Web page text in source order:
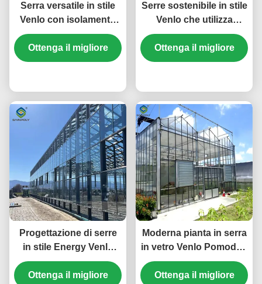
Serra versatile in stile
Venlo con isolamento
energetico e
regolazione climatica
automatizzata per
Ottenga il migliore
Serre sostenibile in stile
Venlo che utilizza
materiali energetici e
sistemi energetici
rinnovabili a sostegno
agricoltura verde
Ottenga il migliore
Progettazione di serre
in stile Energy Venlo
adatta alla produzione
agricola su larga scala
Ottenga il migliore
Moderna pianta in serra
in vetro Venlo Pomodori
Cetrioli Alta resistenza
al vento
Ottenga il migliore